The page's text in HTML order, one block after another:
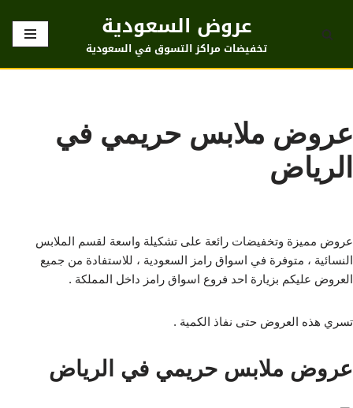
تخطى
عروض السعودية
تخفيضات مراكز التسوق في السعودية
عروض ملابس حريمي في
الرياض
عروض مميزة وتخفيضات رائعة على تشكيلة واسعة لقسم الملابس
النسائية ، متوفرة في اسواق رامز السعودية ، للاستفادة من جميع
العروض عليكم بزيارة احد فروع اسواق رامز داخل المملكة .
تسري هذه العروض حتى نفاذ الكمية .
عروض ملابس حريمي في الرياض